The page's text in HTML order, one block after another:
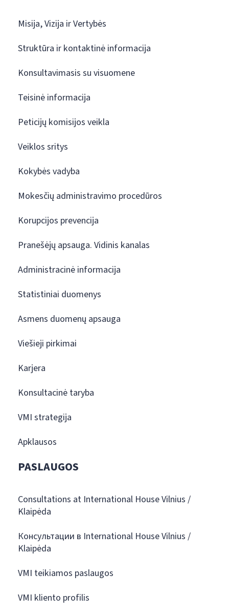
Misija, Vizija ir Vertybės
Struktūra ir kontaktinė informacija
Konsultavimasis su visuomene
Teisinė informacija
Peticijų komisijos veikla
Veiklos sritys
Kokybės vadyba
Mokesčių administravimo procedūros
Korupcijos prevencija
Pranešėjų apsauga. Vidinis kanalas
Administracinė informacija
Statistiniai duomenys
Asmens duomenų apsauga
Viešieji pirkimai
Karjera
Konsultacinė taryba
VMI strategija
Apklausos
PASLAUGOS
Consultations at International House Vilnius /
Klaipėda
Консультации в International House Vilnius /
Klaipėda
VMI teikiamos paslaugos
VMI kliento profilis